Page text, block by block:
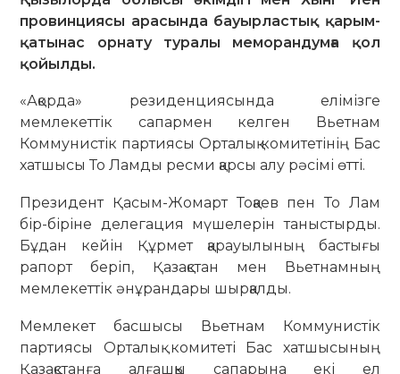
провинциясы арасында бауырластық қарым-
қатынас орнату туралы меморандумға қол
қойылды.
«Ақорда» резиденциясында елімізге
мемлекеттік сапармен келген Вьетнам
Коммунистік партиясы Орталық комитетінің Бас
хатшысы То Ламды ресми қарсы алу рәсімі өтті.
Президент Қасым-Жомарт Тоқаев пен То Лам
бір-біріне делегация мүшелерін таныстырды.
Бұдан кейін Құрмет қарауылының бастығы
рапорт беріп, Қазақстан мен Вьетнамның
мемлекеттік әнұрандары шырқалды.
Мемлекет басшысы Вьетнам Коммунистік
партиясы Орталық комитеті Бас хатшысының
Қазақстанға алғашқы сапарына екі ел